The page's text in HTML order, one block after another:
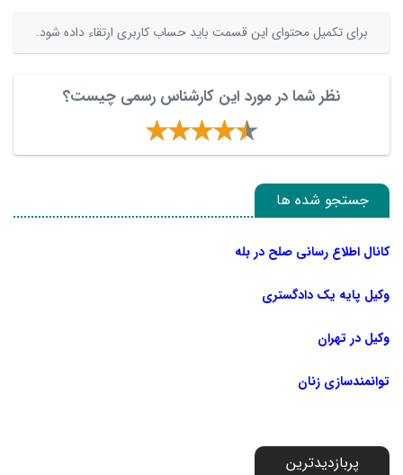
برای تکمیل محتوای این قسمت باید حساب کاربری ارتقاء داده شود.
نظر شما در مورد این کارشناس رسمی چیست؟
جستجو شده ها
کانال اطلاع رسانی صلح در بله
وکیل پایه یک دادگستری
وکیل در تهران
توانمندسازی زنان
پربازدیدترین